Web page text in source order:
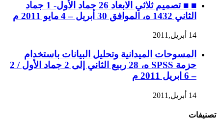
■ ■ تصميم ثلاثي الابعاد 26 جماد الأول- 1 جماد
الثاني 1432 ه، الموافق 30 أبريل – 4 مايو 2011 م
14 أبريل,2011
المسوحات الميدانية وتحليل البيانات باستخدام
حزمة SPSS ه، 28 ربيع الثاني إلى 2 جماد الأول / 2
– 6 ابريل 2011 م
14 أبريل,2011
تصنيفات